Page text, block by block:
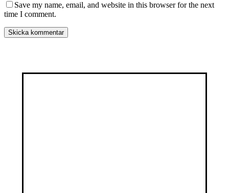
Save my name, email, and website in this browser for the next
time I comment.